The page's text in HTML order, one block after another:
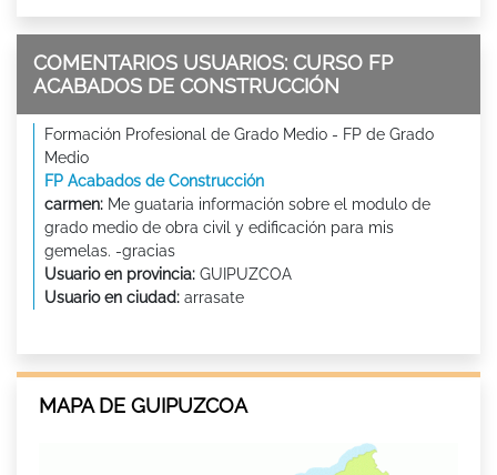
COMENTARIOS USUARIOS: CURSO FP
ACABADOS DE CONSTRUCCIÓN
Formación Profesional de Grado Medio - FP de Grado
Medio
FP Acabados de Construcción
carmen: Me guataria información sobre el modulo de
grado medio de obra civil y edificación para mis
gemelas. -gracias
Usuario en provincia: GUIPUZCOA
Usuario en ciudad: arrasate
MAPA DE GUIPUZCOA